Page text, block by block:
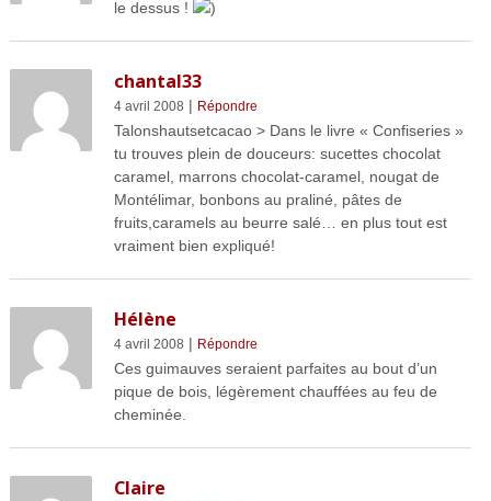
le dessus ! )
chantal33
4 avril 2008 | Répondre
Talonshautsetcacao > Dans le livre « Confiseries »
tu trouves plein de douceurs: sucettes chocolat
caramel, marrons chocolat-caramel, nougat de
Montélimar, bonbons au praliné, pâtes de
fruits,caramels au beurre salé… en plus tout est
vraiment bien expliqué!
Hélène
4 avril 2008 | Répondre
Ces guimauves seraient parfaites au bout d’un
pique de bois, légèrement chauffées au feu de
cheminée.
Claire